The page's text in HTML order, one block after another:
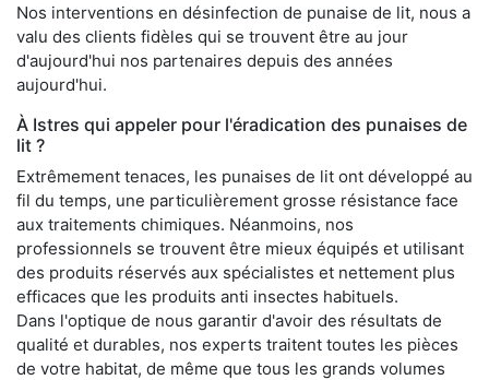
Nos interventions en désinfection de punaise de lit, nous a
valu des clients fidèles qui se trouvent être au jour
d'aujourd'hui nos partenaires depuis des années
aujourd'hui.
À Istres qui appeler pour l'éradication des punaises de
lit ?
Extrêmement tenaces, les punaises de lit ont développé au
fil du temps, une particulièrement grosse résistance face
aux traitements chimiques. Néanmoins, nos
professionnels se trouvent être mieux équipés et utilisant
des produits réservés aux spécialistes et nettement plus
efficaces que les produits anti insectes habituels.
Dans l'optique de nous garantir d'avoir des résultats de
qualité et durables, nos experts traitent toutes les pièces
de votre habitat, de même que tous les grands volumes